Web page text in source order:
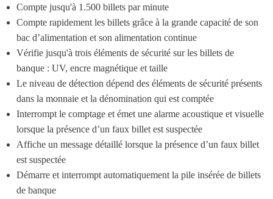
Compte jusqu'à 1.500 billets par minute
Compte rapidement les billets grâce à la grande capacité de son
bac d’alimentation et son alimentation continue
Vérifie jusqu'à trois éléments de sécurité sur les billets de
banque : UV, encre magnétique et taille
Le niveau de détection dépend des éléments de sécurité présents
dans la monnaie et la dénomination qui est comptée
Interrompt le comptage et émet une alarme acoustique et visuelle
lorsque la présence d’un faux billet est suspectée
Affiche un message détaillé lorsque la présence d’un faux billet
est suspectée
Démarre et interrompt automatiquement la pile insérée de billets
de banque